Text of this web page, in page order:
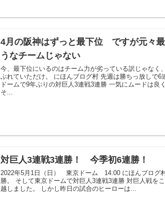
4月の阪神はずっと最下位 ですが元々
うなチームじゃない
今、最下位にいるのはチーム力が劣っている訳じゃなく
ぶれていただけ。 にほんブログ村 先週は勝ちっ放しで6
ドームで9年ぶりの対巨人3連戦3連勝 一気にムードは良
そ...
対巨人3連戦3連勝！ 今季初6連勝！
2022年5月1日（日） 東京ドーム 14:00 にほんブログ
勝。 そして東京ドームで対巨人3連戦3連勝 対巨人戦を
越しました。 しかし昨日の試合のヒーローは...